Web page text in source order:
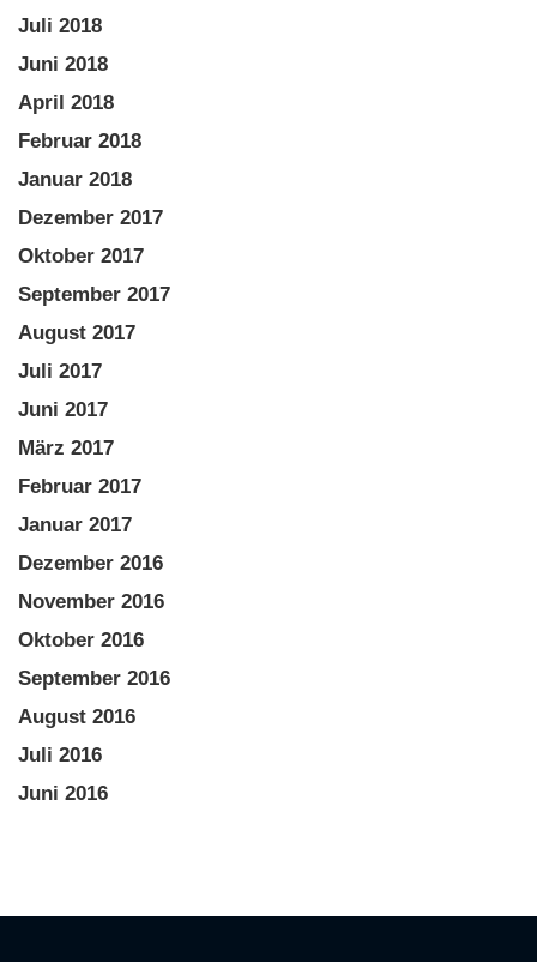
Juli 2018
Juni 2018
April 2018
Februar 2018
Januar 2018
Dezember 2017
Oktober 2017
September 2017
August 2017
Juli 2017
Juni 2017
März 2017
Februar 2017
Januar 2017
Dezember 2016
November 2016
Oktober 2016
September 2016
August 2016
Juli 2016
Juni 2016